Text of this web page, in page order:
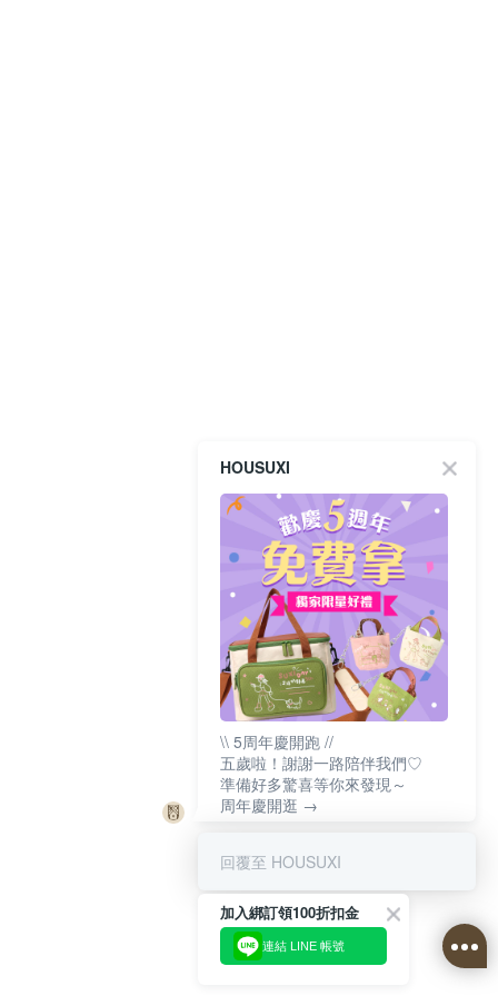
HOUSUXI
\\ 5周年慶開跑 //
五歲啦！謝謝一路陪伴我們♡
準備好多驚喜等你來發現～
周年慶開逛 →
回覆至 HOUSUXI
加入綁訂領100折扣金
連結 LINE 帳號